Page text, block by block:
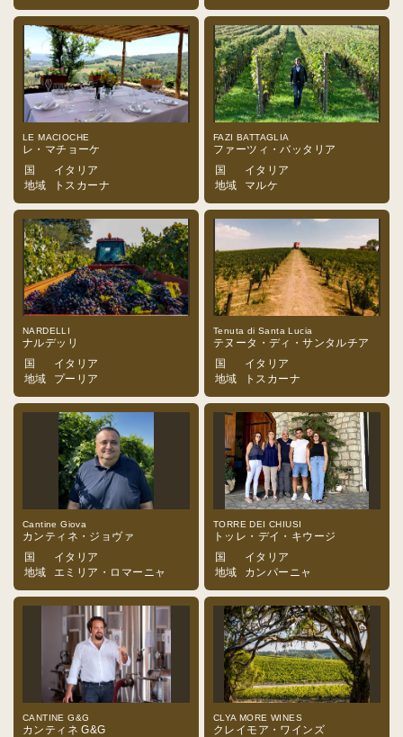
LE MACIOCHE
レ・マチョーケ
国
イタリア
地域
トスカーナ
FAZI BATTAGLIA
ファーツィ・バッタリア
国
イタリア
地域
マルケ
NARDELLI
ナルデッリ
国
イタリア
地域
プーリア
Tenuta di Santa Lucia
テヌータ・ディ・サンタルチア
国
イタリア
地域
トスカーナ
Cantine Giova
カンティネ・ジョヴァ
国
イタリア
地域
エミリア・ロマーニャ
TORRE DEI CHIUSI
トッレ・デイ・キウージ
国
イタリア
地域
カンパーニャ
CANTINE G&G
カンティネ G&G
CLYA MORE WINES
クレイモア・ワインズ